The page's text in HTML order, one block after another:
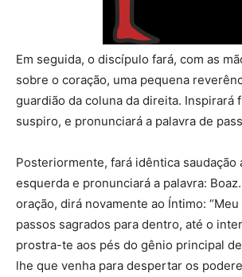
Em seguida, o discípulo fará, com as
sobre o coração, uma pequena
guardião da coluna da direita. Inspirará
suspiro, e pronunciará a palavra de
Posteriormente, fará idêntica saudação
esquerda e pronunciará a palavra:
oração, dirá novamente ao Íntimo: “Meu
passos sagrados para dentro, até o
prostra-te aos pés do gênio principal
lhe que venha para despertar os